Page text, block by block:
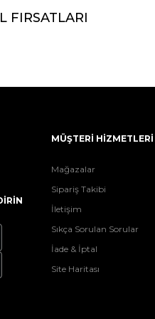
FIRSATLARI
MÜŞTERİ HİZMETLERİ
Mağazalar
Sipariş Takibi
İletişim
Sıkça Sorulan Sorular
İade & İptal
Site Haritası